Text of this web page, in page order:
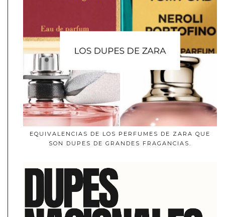
EQUIVALENCIAS DE LOS PERFUMES DE ZARA QUE
SON DUPES DE GRANDES FRAGANCIAS.